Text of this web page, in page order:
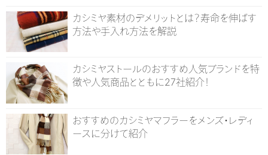
カシミヤ素材のデメリットとは？寿命を伸ばす
方法や手入れ方法を解説
カシミヤストールのおすすめ人気ブランドを特
徴や人気商品とともに27社紹介！
おすすめのカシミヤマフラーをメンズ・レディ
ースに分けて紹介